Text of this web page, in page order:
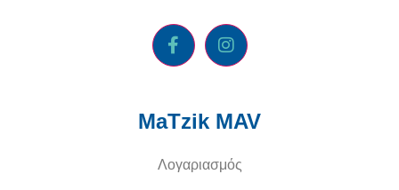
MaTzik MAV
Λογαριασμός